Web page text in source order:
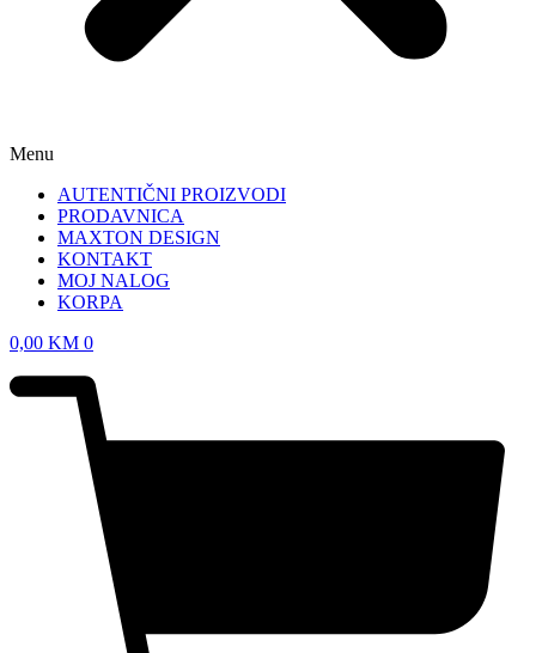
Menu
AUTENTIČNI PROIZVODI
PRODAVNICA
MAXTON DESIGN
KONTAKT
MOJ NALOG
KORPA
0,00 KM 0